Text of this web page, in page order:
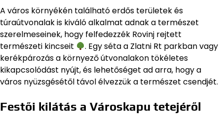
A város környékén található erdős területek és
túraútvonalak is kiváló alkalmat adnak a természet
szerelmeseinek, hogy felfedezzék Rovinj rejtett
természeti kincseit
. Egy séta a Zlatni Rt parkban vagy
kerékpározás a környező útvonalakon tökéletes
kikapcsolódást nyújt, és lehetőséget ad arra, hogy a
város nyüzsgésétől távol élvezzük a természet csendjét.
Festői kilátás a Városkapu tetejéről